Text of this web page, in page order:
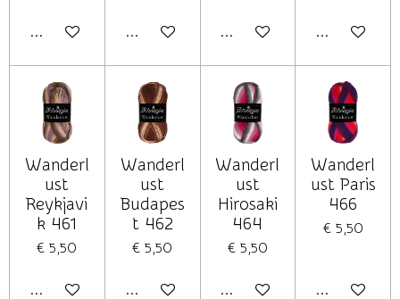
In winkelwagen In winkelwagen In winkelwagen In
Wanderl
ust
Reykjavi
k 461
€ 5,50
In winkelwagen
Wanderl
ust
Budapes
t 462
€ 5,50
In winkelwagen
Wanderl
ust
Hirosaki
464
€ 5,50
In winkelwagen
Wanderl
ust Paris
466
€ 5,50
In